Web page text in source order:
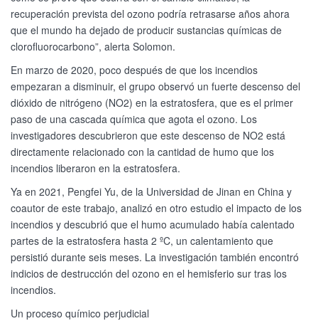
recuperación prevista del ozono podría retrasarse años ahora
que el mundo ha dejado de producir sustancias químicas de
clorofluorocarbono”, alerta Solomon.
En marzo de 2020, poco después de que los incendios
empezaran a disminuir, el grupo observó un fuerte descenso del
dióxido de nitrógeno (NO2) en la estratosfera, que es el primer
paso de una cascada química que agota el ozono. Los
investigadores descubrieron que este descenso de NO2 está
directamente relacionado con la cantidad de humo que los
incendios liberaron en la estratosfera.
Ya en 2021, Pengfei Yu, de la Universidad de Jinan en China y
coautor de este trabajo, analizó en otro estudio el impacto de los
incendios y descubrió que el humo acumulado había calentado
partes de la estratosfera hasta 2 ºC, un calentamiento que
persistió durante seis meses. La investigación también encontró
indicios de destrucción del ozono en el hemisferio sur tras los
incendios.
Un proceso químico perjudicial